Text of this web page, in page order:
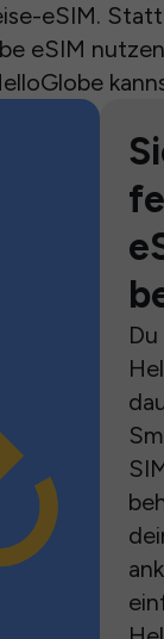
eSIM.
eSIM